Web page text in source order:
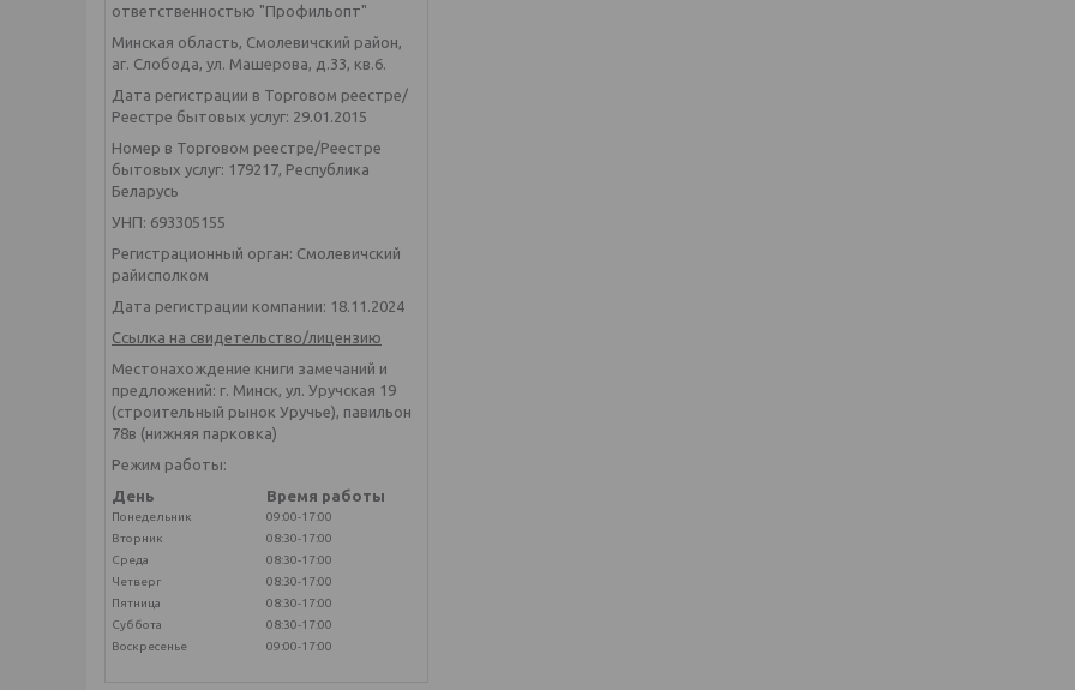
ответственностью "Профильопт"
Минская область, Смолевичский район,
аг. Слобода, ул. Машерова, д.33, кв.6.
Дата регистрации в Торговом реестре/
Реестре бытовых услуг: 29.01.2015
Номер в Торговом реестре/Реестре
бытовых услуг: 179217, Республика
Беларусь
УНП: 693305155
Регистрационный орган: Смолевичский
райисполком
Дата регистрации компании: 18.11.2024
Ссылка на свидетельство/лицензию
Местонахождение книги замечаний и
предложений: г. Минск, ул. Уручская 19
(строительный рынок Уручье), павильон
78в (нижняя парковка)
Режим работы:
День
Время работы
Понедельник
09:00-17:00
Вторник
08:30-17:00
Среда
08:30-17:00
Четверг
08:30-17:00
Пятница
08:30-17:00
Суббота
08:30-17:00
Воскресенье
09:00-17:00